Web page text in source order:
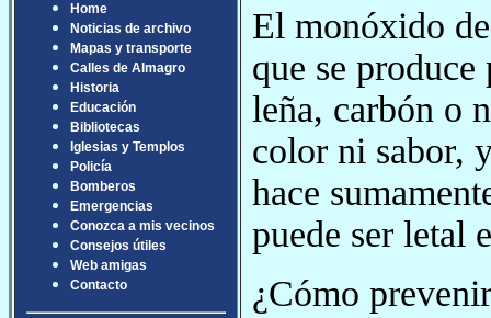
Home
Noticias de archivo
Mapas y transporte
Calles de Almagro
Historia
Educación
Bibliotecas
Iglesias y Templos
Policía
Bomberos
Emergencias
Conozca a mis vecinos
Consejos útiles
Web amigas
Contacto
El monóxido
que se
leña, carbón o
color ni sabor,
hace
puede ser letal
¿Cómo